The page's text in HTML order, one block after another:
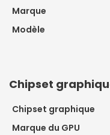
Marque
Modèle
Chipset
Chipset graphique
Marque du GPU